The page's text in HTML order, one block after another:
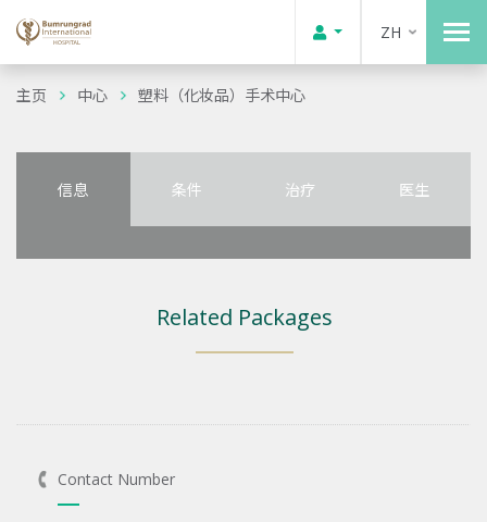
ZH
主页 中心 塑料（化妆品）手术中心
信息 条件 治疗 医生
Related Packages
Contact Number